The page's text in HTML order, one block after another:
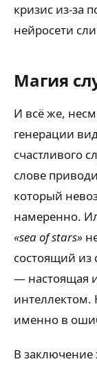
кризис из-за
нейросети
Магия
И всё же,
генерации
счастливого
слове
который
намеренно.
«sea of stars»
состоящий из
— настоящая
интеллектом.
именно в
В заключение